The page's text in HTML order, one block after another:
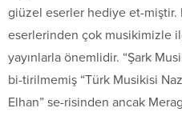
giüzel eserler hediye et-miştir.
eserlerinden çok musikimizle
yayınlarla önemlidir. “Şark
bi-tirilmemiş “Türk Musikisi
Elhan” se-risinden ancak